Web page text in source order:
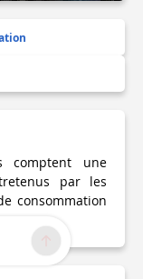
comptent une
par les
consommation